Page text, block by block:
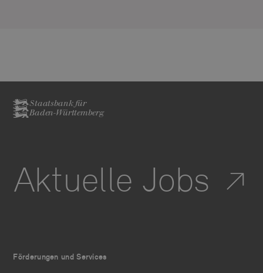
Staatsbank für
Baden-Württemberg
Aktuelle Jobs
Förderungen und Services